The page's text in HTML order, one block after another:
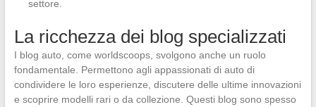
settore.
La ricchezza dei blog specializzati
I blog auto, come worldscoops, svolgono anche un ruolo
fondamentale. Permettono agli appassionati di auto di
condividere le loro esperienze, discutere delle ultime innovazioni
e scoprire modelli rari o da collezione. Questi blog sono spesso